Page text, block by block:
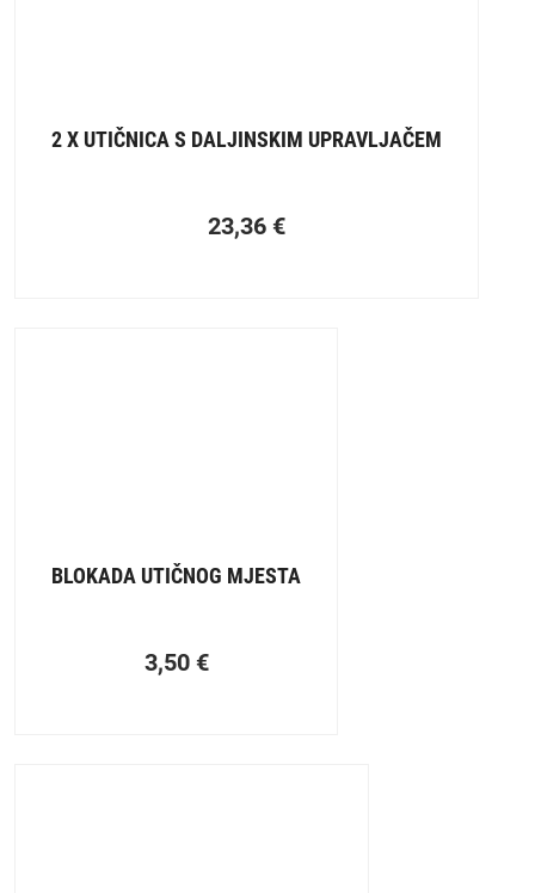
2 X UTIČNICA S DALJINSKIM UPRAVLJAČEM
23,36 €
BLOKADA UTIČNOG MJESTA
3,50 €